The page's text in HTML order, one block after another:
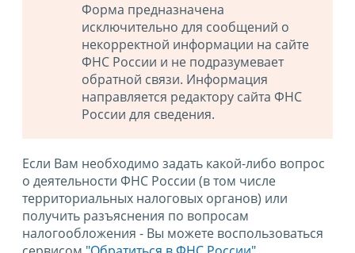
Форма предназначена
исключительно для сообщений о
некорректной информации на сайте
ФНС России и не подразумевает
обратной связи. Информация
направляется редактору сайта ФНС
России для сведения.
Если Вам необходимо задать какой-либо вопрос
о деятельности ФНС России (в том числе
территориальных налоговых органов) или
получить разъяснения по вопросам
налогообложения - Вы можете воспользоваться